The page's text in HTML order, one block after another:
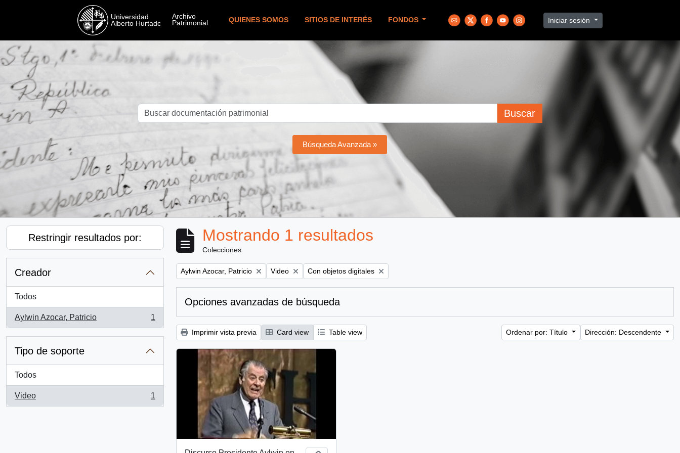
QUIENES SOMOS SITIOS DE INTERÉS FONDOS Iniciar sesión
Buscar
Búsqueda Avanzada »
Restringir resultados por:
Creador
Todos
Aylwin Azocar, Patricio
, 1 resultados
1
Tipo de soporte
Todos
Video
, 1 resultados
1
Mostrando 1 resultados
Colecciones
Remove filter:
Aylwin Azocar, Patricio Remove filter:
Video Remove filter:
Con objetos digitales
Opciones avanzadas de búsqueda
Imprimir vista previa Card view Table view Ordenar por: Título Dirección: Descendente